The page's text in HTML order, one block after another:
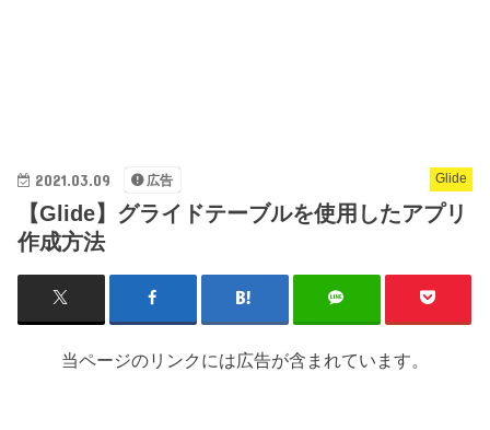
Glide
2021.03.09 広告
【Glide】グライドテーブルを使用したアプリ
作成方法
当ページのリンクには広告が含まれています。